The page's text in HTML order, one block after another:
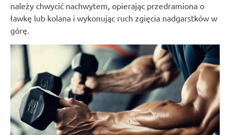
należy chwycić nachwytem, opierając przedramiona o
ławkę lub kolana i wykonując ruch zgięcia nadgarstków w
górę.